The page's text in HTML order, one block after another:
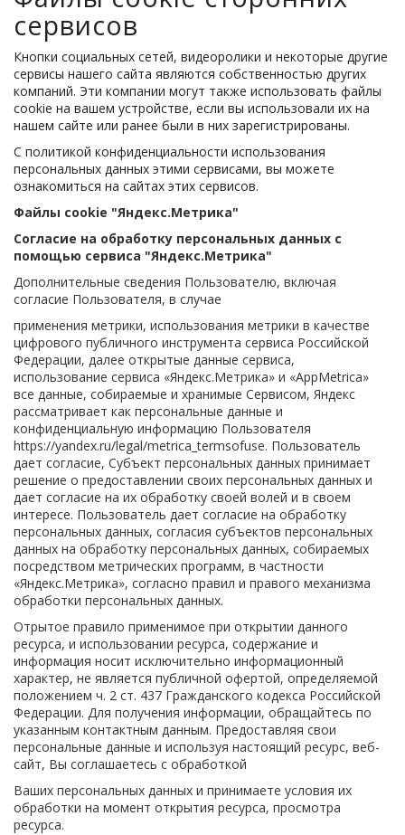
сервисов
Кнопки социальных сетей, видеоролики и некоторые другие
сервисы нашего сайта являются собственностью других
компаний. Эти компании могут также использовать файлы
cookie на вашем устройстве, если вы использовали их на
нашем сайте или ранее были в них зарегистрированы.
С политикой конфиденциальности использования
персональных данных этими сервисами, вы можете
ознакомиться на сайтах этих сервисов.
Файлы cookie "Яндекс.Метрика"
Согласие на обработку персональных данных с
помощью сервиса "Яндекс.Метрика"
Дополнительные сведения Пользователю, включая
согласие Пользователя, в случае
применения метрики, использования метрики в качестве
цифрового публичного инструмента сервиса Российской
Федерации, далее открытые данные сервиса,
использование сервиса «Яндекс.Метрика» и «AppMetrica»
все данные, собираемые и хранимые Сервисом, Яндекс
рассматривает как персональные данные и
конфиденциальную информацию Пользователя
https://yandex.ru/legal/metrica_termsofuse. Пользователь
дает согласие, Субъект персональных данных принимает
решение о предоставлении своих персональных данных и
дает согласие на их обработку своей волей и в своем
интересе. Пользователь дает согласие на обработку
персональных данных, согласия субъектов персональных
данных на обработку персональных данных, собираемых
посредством метрических программ, в частности
«Яндекс.Метрика», согласно правил и правого механизма
обработки персональных данных.
Отрытое правило применимое при открытии данного
ресурса, и использовании ресурса, содержание и
информация носит исключительно информационный
характер, не является публичной офертой, определяемой
положением ч. 2 ст. 437 Гражданского кодекса Российской
Федерации. Для получения информации, обращайтесь по
указанным контактным данным. Предоставляя свои
персональные данные и используя настоящий ресурс, веб-
сайт, Вы соглашаетесь с обработкой
Ваших персональных данных и принимаете условия их
обработки на момент открытия ресурса, просмотра
ресурса.